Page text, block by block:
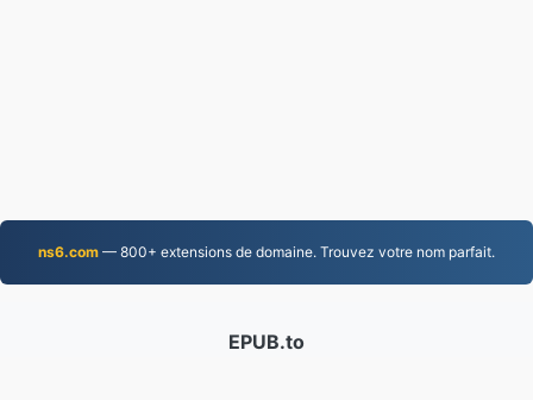
ns6.com — 800+ extensions de domaine. Trouvez votre nom parfait.
EPUB.to